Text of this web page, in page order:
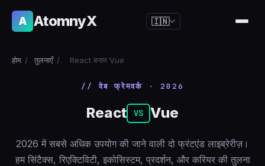
A AtomnyX 🇮🇳
🇪🇸Español
🇧🇷Português
🇫🇷Français
🇯🇵 日本語
होम / तुलनाएँ / React बनाम Vue
// वेब फ्रेमवर्क · 2026
React VS Vue
2026 में सबसे अधिक उपयोग की जाने वाली दो फ्रंटएंड लाइब्रेरीज़।
हम सिंटैक्स, रिएक्टिविटी, इकोसिस्टम, प्रदर्शन, और करियर की तुलना